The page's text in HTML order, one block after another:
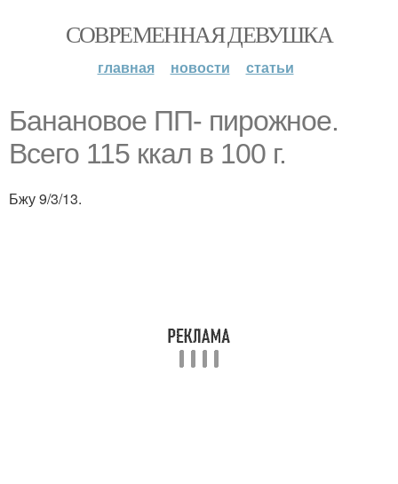
СОВРЕМЕННАЯ ДЕВУШКА
главная новости статьи
Банановое ПП- пирожное.
Всего 115 ккал в 100 г.
Бжу 9/3/13.